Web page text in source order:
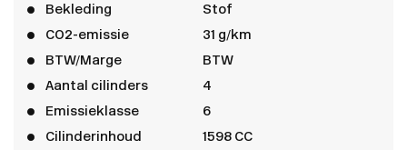
Bekleding
Stof
CO2-emissie
31 g/km
BTW/Marge
BTW
Aantal cilinders
4
Emissieklasse
6
Cilinderinhoud
1598 CC